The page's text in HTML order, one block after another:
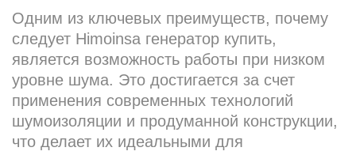
Одним из ключевых преимуществ, почему
следует Himoinsa генератор купить,
является возможность работы при низком
уровне шума. Это достигается за счет
применения современных технологий
шумоизоляции и продуманной конструкции,
что делает их идеальными для